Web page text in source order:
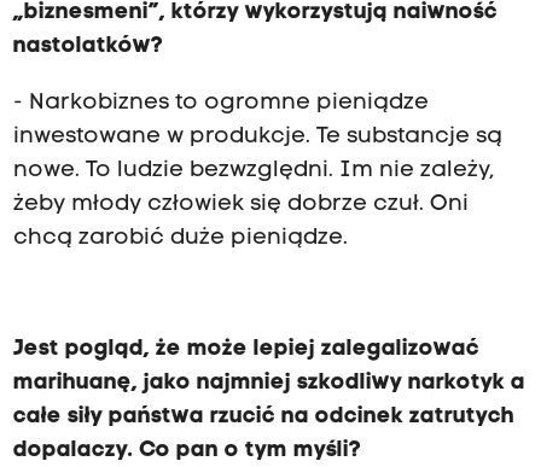
„biznesmeni”, którzy wykorzystują naiwność
nastolatków?
- Narkobiznes to ogromne pieniądze
inwestowane w produkcje. Te substancje są
nowe. To ludzie bezwzględni. Im nie zależy,
żeby młody człowiek się dobrze czuł. Oni
chcą zarobić duże pieniądze.
Jest pogląd, że może lepiej zalegalizować
marihuanę, jako najmniej szkodliwy narkotyk a
całe siły państwa rzucić na odcinek zatrutych
dopalaczy. Co pan o tym myśli?